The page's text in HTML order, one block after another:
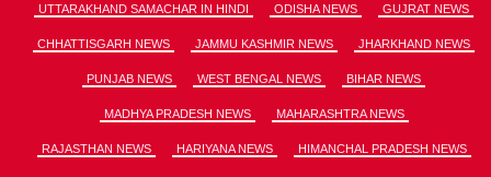
UTTARAKHAND SAMACHAR IN HINDI ODISHA NEWS GUJRAT NEWS
CHHATTISGARH NEWS JAMMU KASHMIR NEWS JHARKHAND NEWS
PUNJAB NEWS WEST BENGAL NEWS BIHAR NEWS
MADHYA PRADESH NEWS MAHARASHTRA NEWS
RAJASTHAN NEWS HARIYANA NEWS HIMANCHAL PRADESH NEWS